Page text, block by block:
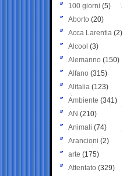
100 giorni (5)
Aborto (20)
Acca Larentia (2)
Alcool (3)
Alemanno (150)
Alfano (315)
Alitalia (123)
Ambiente (341)
AN (210)
Animali (74)
Arancioni (2)
arte (175)
Attentato (329)